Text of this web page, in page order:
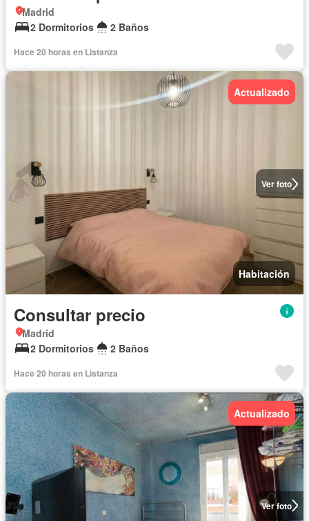
Madrid
2 Dormitorios
2 Baños
Hace 20 horas en Listanza
Ver foto
Actualizado
Habitación
Consultar precio
Madrid
2 Dormitorios
2 Baños
Hace 20 horas en Listanza
Ver foto
Actualizado